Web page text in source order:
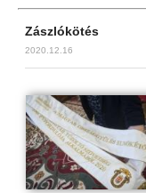
Zászlókötés
2020.12.16